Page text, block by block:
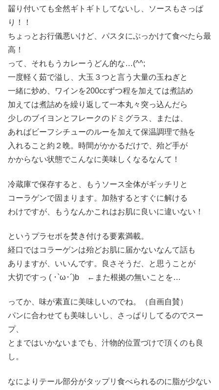
齧り付いても全然ギトギトしてないし、ソースもさっぱ
り！！
ちょっとお行儀悪いけど、パスタにぶっかけて食べたら最
高！
って、それもうカレーうどん的な…(^^;
一度軽く茹で溢し、大玉３つと言う大量の玉ねぎと
一緒に炒め、ワインを200ccずつ程を加えては煮詰め
加えては煮詰めを繰り返して一本丸々突っ込んだら
少しのブイヨンとフレークのドミグラス、または、
あればビーフシチューのルーを加えて保温調理で熱を
入れること約２晩。時間がかかるだけで、殆ど手が
かからない状態でこんなに美味しくなるなんて！
冷蔵庫で保存すると、もうソース全体がギッチリと
コーラゲンで固まります。加熱するとすぐに解ける
わけですが、もうなんかこれはお肌に良いに違いない！
というプラセボを焚き付ける要素満載。
経口ではコラーゲンは殆どお肌に届かないなんて話も
ありますが、いいんです。良さそうだ、と思うことが
大切ですっ ( ･`ω･´)b ←また根拠の無いことを…
ってか、味が素直に美味しいのでね。（自画自賛）
パンに合わせても美味しいし、さっぱりしてるのでスー
プ、
とまではいかないまでも、汁物的位置づけで頂くのも良
し。
なによりテール部分がタップリ食べられるのに脂が少ない